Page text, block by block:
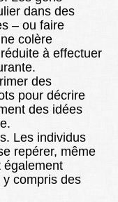
dans des
– ou faire
colère
à effectuer
des
pour décrire
des idées
Les individus
repérer, même
également
compris des